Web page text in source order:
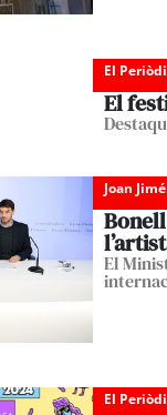
El
El
Joan
El
El